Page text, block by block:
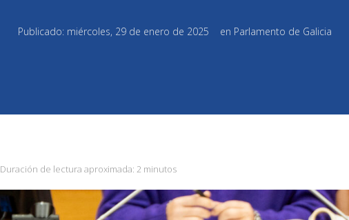
Publicado: miércoles, 29 de enero de 2025 en Parlamento de Galicia
Duración de lectura aproximada: 2 minutos